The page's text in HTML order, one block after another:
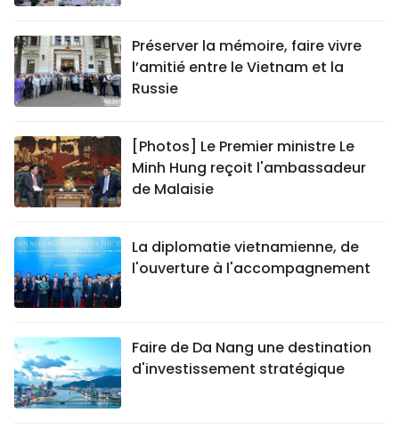
Préserver la mémoire, faire vivre
l’amitié entre le Vietnam et la
Russie
[Photos] Le Premier ministre Le
Minh Hung reçoit l'ambassadeur
de Malaisie
La diplomatie vietnamienne, de
l'ouverture à l'accompagnement
Faire de Da Nang une destination
d'investissement stratégique